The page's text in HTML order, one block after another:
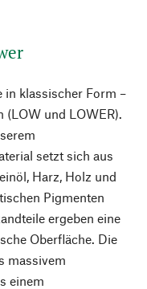
in klassischer Form –
(LOW und LOWER).
setzt sich aus
Harz, Holz und
Pigmenten
ergeben eine
Oberfläche. Die
massivem
einem